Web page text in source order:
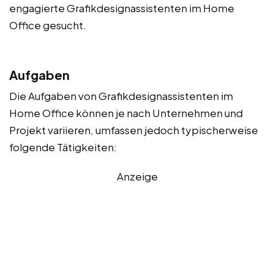
engagierte Grafikdesignassistenten im Home
Office gesucht.
Aufgaben
Die Aufgaben von Grafikdesignassistenten im
Home Office können je nach Unternehmen und
Projekt variieren, umfassen jedoch typischerweise
folgende Tätigkeiten:
Anzeige